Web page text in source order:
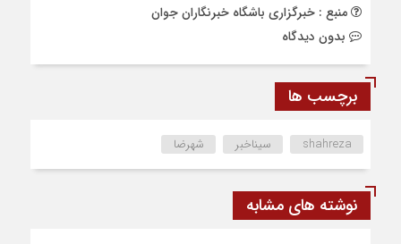
منبع : خبرگزاری باشگاه خبرنگاران جوان
بدون دیدگاه
برچسب ها
shahreza سیناخبر شهرضا
نوشته های مشابه